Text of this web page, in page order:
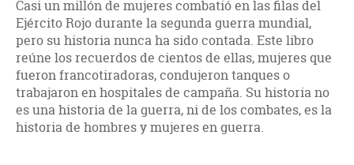
Casi un millón de mujeres combatió en las filas del
Ejército Rojo durante la segunda guerra mundial,
pero su historia nunca ha sido contada. Este libro
reúne los recuerdos de cientos de ellas, mujeres que
fueron francotiradoras, condujeron tanques o
trabajaron en hospitales de campaña. Su historia no
es una historia de la guerra, ni de los combates, es la
historia de hombres y mujeres en guerra.